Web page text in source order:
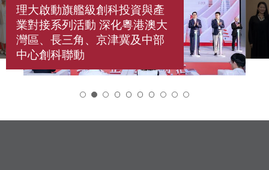
理大啟動旗艦級創科投資與產
業對接系列活動 深化粵港澳大
灣區、長三角、京津冀及中部
中心創科聯動